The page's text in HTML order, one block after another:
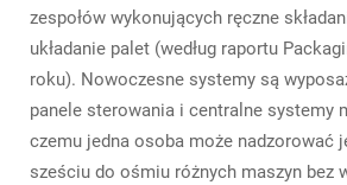
zespołów wykonujących ręczne
układanie palet (według raportu
roku). Nowoczesne systemy są
panele sterowania i centralne systemy
czemu jedna osoba może nadzorować
sześciu do ośmiu różnych maszyn bez